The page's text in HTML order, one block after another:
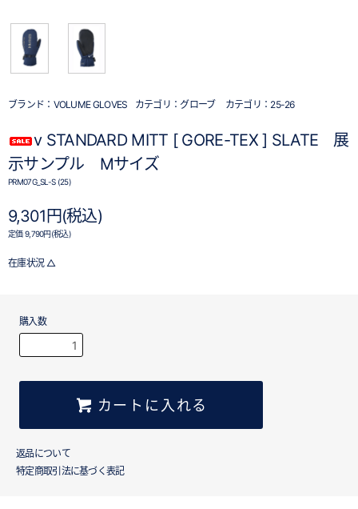
ブランド： VOLUME GLOVES カテゴリ： グローブ カテゴリ： 25-26
v STANDARD MITT [ GORE-TEX ] SLATE 展
示サンプル Mサイズ
PRM07G_SL-S (25)
9,301円(税込)
定価 9,790円(税込)
在庫状況 △
購入数
カートに入れる
返品について
特定商取引法に基づく表記